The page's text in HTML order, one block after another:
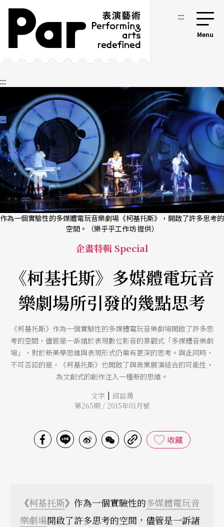
跳到主要內容區塊
網站導覽 :::
:::
作為一個實驗性的多媒體電玩音樂劇場《柯基托斯》，開啟了許多思考的
空間。（樂乎乎工作坊 提供）
企畫特輯 Special
《柯基托斯》多媒體電玩音
樂劇場所引發的幾點思考
《柯基托斯》作為一個實驗性的多媒體電玩音樂劇場開啟了許多思
考的空間，儘管是一訴諸於表現數位影音的景觀式「多媒體音樂劇
場」，對於新美學思維與表現形式仍需有更深的思考。與此同時，
不可否認的是，《柯基托斯》也開啟了與商業展演結合的可能性，
為文創式的創作注入一種新的思維。
文字 | 邱誌勇
第265期 / 2015年01月號
收藏
《柯基托斯》作為一個實驗性的多媒體電玩音
樂劇場開啟了許多思考的空間，儘管是一訴諸